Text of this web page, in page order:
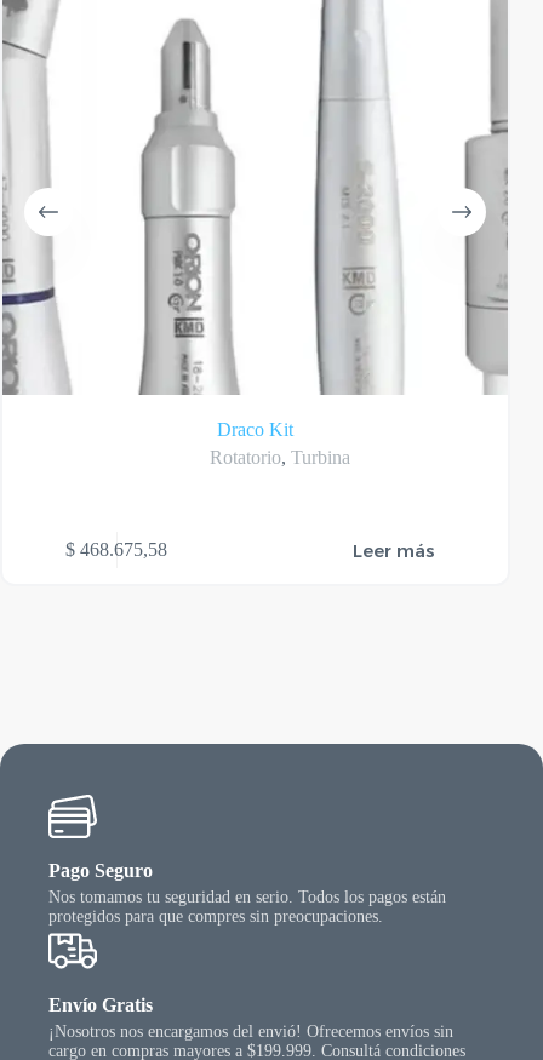
Draco Kit
Rotatorio, Turbina
$ 468.675,58 Leer más
Pago Seguro
Nos tomamos tu seguridad en serio. Todos los pagos están
protegidos para que compres sin preocupaciones.
Envío Gratis
¡Nosotros nos encargamos del envió! Ofrecemos envíos sin
cargo en compras mayores a $199.999. Consultá condiciones